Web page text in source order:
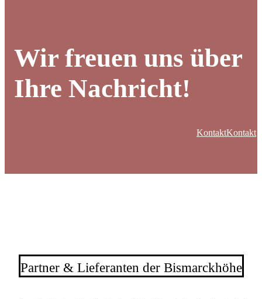
Wir freuen uns über
Ihre Nachricht!
KontaktKontakt
Partner & Lieferanten der Bismarckhöhe